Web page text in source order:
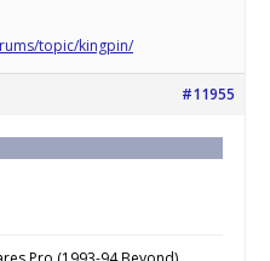
topic/kingpin/
#11955